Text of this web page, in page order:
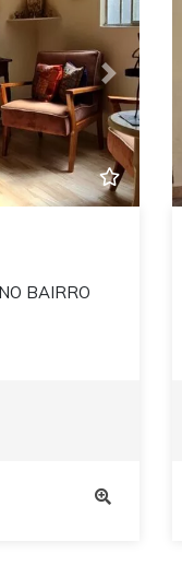
Next
BAIRRO